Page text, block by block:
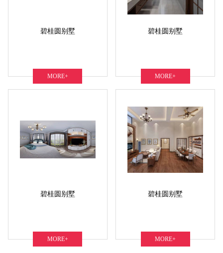
MORE+
碧桂圆别墅
MORE+
碧桂圆别墅
MORE+
碧桂圆别墅
MORE+
碧桂圆别墅